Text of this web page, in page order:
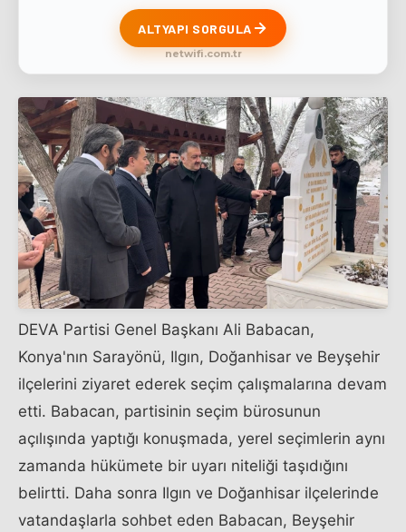
ALTYAPI SORGULA
netwifi.com.tr
DEVA Partisi Genel Başkanı Ali Babacan,
Konya'nın Sarayönü, Ilgın, Doğanhisar ve Beyşehir
ilçelerini ziyaret ederek seçim çalışmalarına devam
etti. Babacan, partisinin seçim bürosunun
açılışında yaptığı konuşmada, yerel seçimlerin aynı
zamanda hükümete bir uyarı niteliği taşıdığını
belirtti. Daha sonra Ilgın ve Doğanhisar ilçelerinde
vatandaşlarla sohbet eden Babacan, Beyşehir